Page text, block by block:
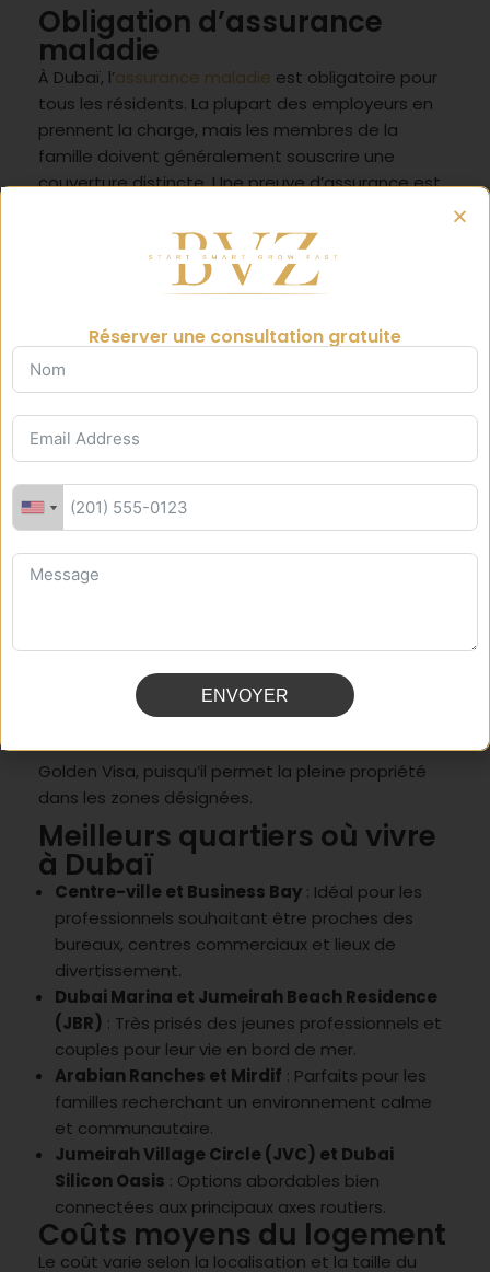
Obligation d’assurance
maladie
À Dubaï, l’assurance maladie est obligatoire pour
tous les résidents. La plupart des employeurs en
prennent la charge, mais les membres de la
famille doivent généralement souscrire une
couverture distincte. Une preuve d’assurance est
du visa de résidence.
Trouver un logement à
L’un des aspects les plus importants de votre
installation à Dubaï en 2026 est de trouver le
logement idéal. Que vous louiez votre premier
appartement ou achetiez une villa familiale, le
marché immobilier de Dubaï offre des biens
modernes et variés, adaptés à tous les styles de
vie et budgets.
Location ou achat
La plupart des nouveaux arrivants commencent
par louer, afin de mieux connaître la ville. Les
L’achat immobilier est une option intéressante
pour les résidents de longue durée, notamment
les détenteurs de visas d’investisseur ou de
Golden Visa, puisqu’il permet la pleine propriété
dans les zones désignées.
Meilleurs quartiers où vivre
à Dubaï
Centre-ville et Business Bay : Idéal pour les
professionnels souhaitant être proches des
bureaux, centres commerciaux et lieux de
divertissement.
Dubai Marina et Jumeirah Beach Residence
(JBR) : Très prisés des jeunes professionnels et
couples pour leur vie en bord de mer.
Arabian Ranches et Mirdif : Parfaits pour les
familles recherchant un environnement calme
et communautaire.
Jumeirah Village Circle (JVC) et Dubai
Silicon Oasis : Options abordables bien
connectées aux principaux axes routiers.
Coûts moyens du logement
Le coût varie selon la localisation et la taille du
Réserver une consultation gratuite
ENVOYER